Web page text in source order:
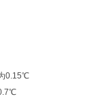
0.15℃